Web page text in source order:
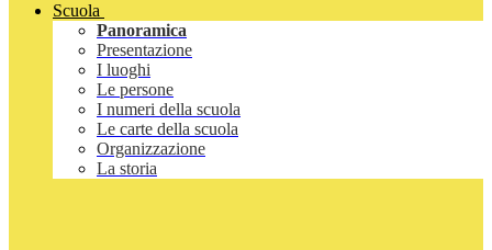
Scuola
Panoramica
Presentazione
I luoghi
Le persone
I numeri della scuola
Le carte della scuola
Organizzazione
La storia